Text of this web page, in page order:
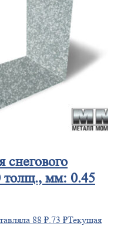
снегового
толщ., мм: 0.45
88 ₽.73 ₽Текущая